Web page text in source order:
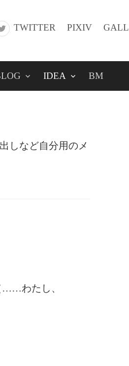
TWITTER PIXIV
IDEA BM
しなど自分用のメ
……わたし、